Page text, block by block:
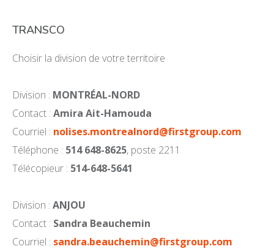
TRANSCO
Choisir la division de votre territoire
Division : MONTRÉAL-NORD
Contact : Amira Ait-Hamouda
Courriel : nolises.montrealnord@firstgroup.com
Téléphone : 514 648-8625, poste 2211
Télécopieur : 514-648-5641
Division : ANJOU
Contact : Sandra Beauchemin
Courriel : sandra.beauchemin@firstgroup.com